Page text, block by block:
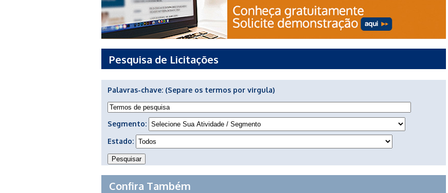
Pesquisa de Licitações
Palavras-chave: (Separe os termos por virgula)
Segmento:
Estado:
Confira Também